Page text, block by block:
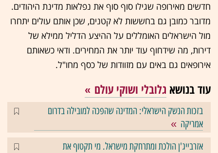
חדשים מאירופה שגילו סוף סוף את נפלאות מדינת היהודים.
מדובר כמובן גם בחששות לא קטנים, שכן אותם עולים יתחרו
מול הישראלים האומללים על ההיצע הדליל ממילא של
דירות, מה שידחוף עוד יותר את המחירים. ודאי כשאותם
אירופאים גם באים עם מזוודות של כסף מחו"ל.
עוד בנושא גלובלי ושוקי עולם
בזכות הנשק הישראלי: המדינה שהפכה למובילה בדרום
אמריקה
אזרבייג'ן הולכת ומתרחקת מישראל. מי תקטוף את